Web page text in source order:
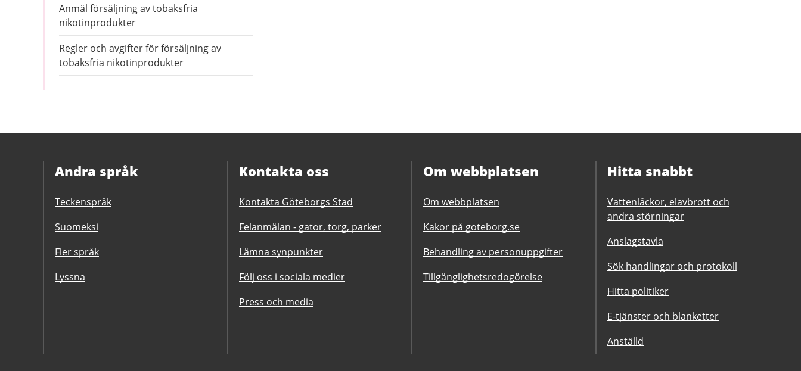
Anmäl försäljning av tobaksfria
nikotinprodukter
Regler och avgifter för försäljning av
tobaksfria nikotinprodukter
Andra språk
Teckenspråk
Suomeksi
Fler språk
Lyssna
Kontakta oss
Kontakta Göteborgs Stad
Felanmälan - gator, torg, parker
Lämna synpunkter
Följ oss i sociala medier
Press och media
Om webbplatsen
Om webbplatsen
Kakor på goteborg.se
Behandling av personuppgifter
Tillgänglighetsredogörelse
Hitta snabbt
Vattenläckor, elavbrott och
andra störningar
Anslagstavla
Sök handlingar och protokoll
Hitta politiker
E-tjänster och blanketter
Anställd